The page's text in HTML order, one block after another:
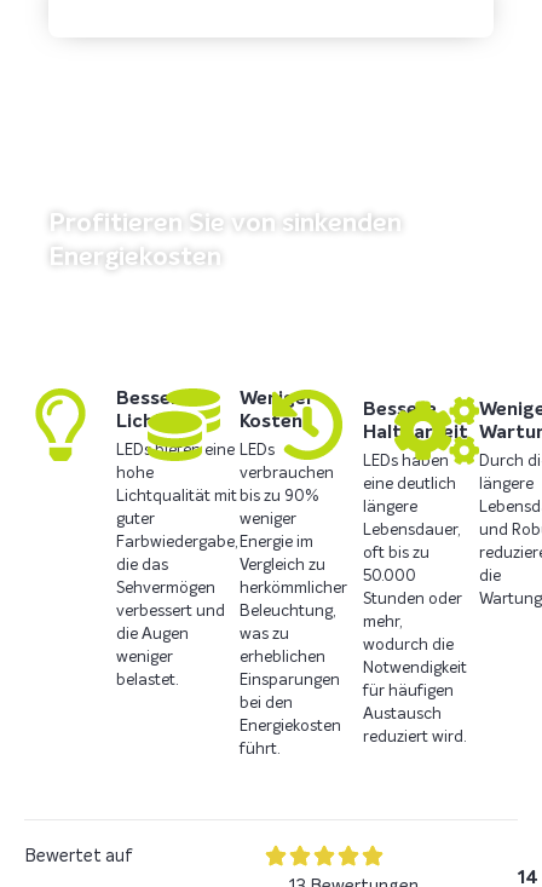
Profitieren Sie von sinkenden
Energiekosten
Besseres
Licht
LEDs bieten eine
hohe
Lichtqualität mit
guter
Farbwiedergabe,
die das
Sehvermögen
verbessert und
die Augen
weniger
belastet.
Weniger
Kosten
LEDs
verbrauchen
bis zu 90%
weniger
Energie im
Vergleich zu
herkömmlicher
Beleuchtung,
was zu
erheblichen
Einsparungen
bei den
Energiekosten
führt.
Bessere
Haltbarkeit
LEDs haben
eine deutlich
längere
Lebensdauer,
oft bis zu
50.000
Stunden oder
mehr,
wodurch die
Notwendigkeit
für häufigen
Austausch
reduziert wird.
Durch
längere
und
die
Bewertet auf